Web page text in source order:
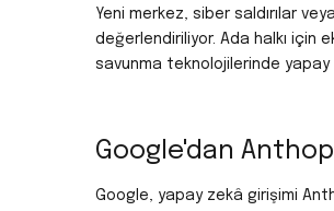
Yeni merkez, siber saldırılar
değerlendiriliyor. Ada halkı için
savunma teknolojilerinde yapay
Google'dan
Google, yapay zekâ girişimi